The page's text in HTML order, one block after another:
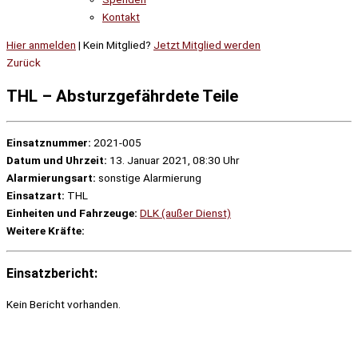
Kontakt
Hier anmelden | Kein Mitglied? Jetzt Mitglied werden
Zurück
THL – Absturzgefährdete Teile
Einsatznummer: 2021-005
Datum und Uhrzeit: 13. Januar 2021, 08:30 Uhr
Alarmierungsart: sonstige Alarmierung
Einsatzart: THL
Einheiten und Fahrzeuge: DLK (außer Dienst)
Weitere Kräfte:
Einsatzbericht:
Kein Bericht vorhanden.